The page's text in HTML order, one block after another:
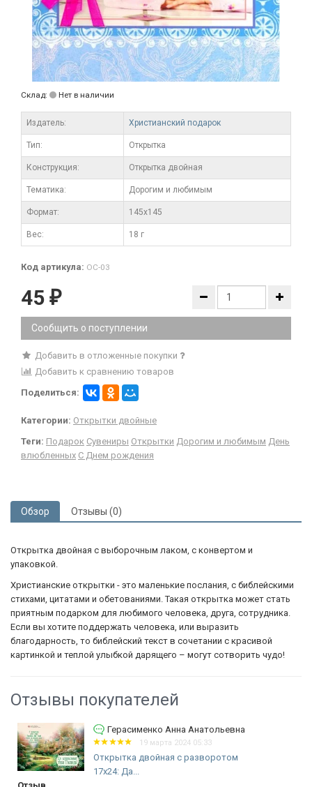
Склад: Нет в наличии
Издатель: Христианский подарок
Тип: Открытка
Конструкция: Открытка двойная
Тематика: Дорогим и любимым
Формат: 145x145
Вес: 18 г
Код артикула: ОС-03
45 ₽
Сообщить о поступлении
Добавить в отложенные покупки
Добавить к сравнению товаров
Поделиться:
Категории: Открытки двойные
Теги: Подарок Сувениры Открытки Дорогим и любимым День
влюбленных С Днем рождения
Обзор Отзывы (0)
Открытка двойная с выборочным лаком, с конвертом и
упаковкой.
Христианские открытки - это маленькие послания, с библейскими
стихами, цитатами и обетованиями. Такая открытка может стать
приятным подарком для любимого человека, друга, сотрудника.
Если вы хотите поддержать человека, или выразить
благодарность, то библейский текст в сочетании с красивой
картинкой и теплой улыбкой дарящего – могут сотворить чудо!
Отзывы покупателей
Герасименко Анна Анатольевна
19 марта 2024 05:33
Открытка двойная с разворотом
17x24: Да...